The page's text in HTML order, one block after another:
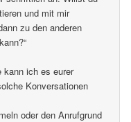
und mit mir
zu den anderen
kann ich es eurer
Konversationen
oder den Anrufgrund